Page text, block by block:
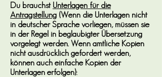
Du brauchst Unterlagen für die
Antragstellung (Wenn die Unterlagen nicht
in deutscher Sprache vorliegen, müssen sie
in der Regel in beglaubigter Übersetzung
vorgelegt werden. Wenn amtliche Kopien
nicht ausdrücklich gefordert werden,
können auch einfache Kopien der
Unterlagen erfolgen):